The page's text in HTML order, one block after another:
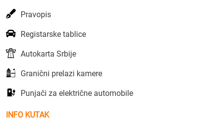
Pravopis
Registarske tablice
Autokarta Srbije
Granični prelazi kamere
Punjači za električne automobile
INFO KUTAK